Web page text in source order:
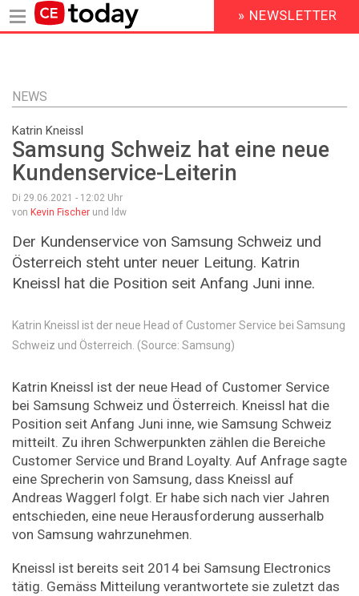
Inhalt
HEADER
MENU
» NEWSLETTER
NEWS
Katrin Kneissl
Samsung Schweiz hat eine neue
Kundenservice-Leiterin
Di 29.06.2021 - 12:02 Uhr
von Kevin Fischer und ldw
Der Kundenservice von Samsung Schweiz und
Österreich steht unter neuer Leitung. Katrin
Kneissl hat die Position seit Anfang Juni inne.
Katrin Kneissl ist der neue Head of Customer Service bei Samsung
Schweiz und Österreich. (Source: Samsung)
Katrin Kneissl ist der neue Head of Customer Service
bei Samsung Schweiz und Österreich. Kneissl hat die
Position seit Anfang Juni inne, wie Samsung Schweiz
mitteilt. Zu ihren Schwerpunkten zählen die Bereiche
Customer Service und Brand Loyalty. Auf Anfrage sagte
eine Sprecherin von Samsung, dass Kneissl auf
Andreas Waggerl folgt. Er habe sich nach vier Jahren
entschieden, eine neue Herausforderung ausserhalb
von Samsung wahrzunehmen.
Kneissl ist bereits seit 2014 bei Samsung Electronics
tätig. Gemäss Mitteilung verantwortete sie zuletzt das